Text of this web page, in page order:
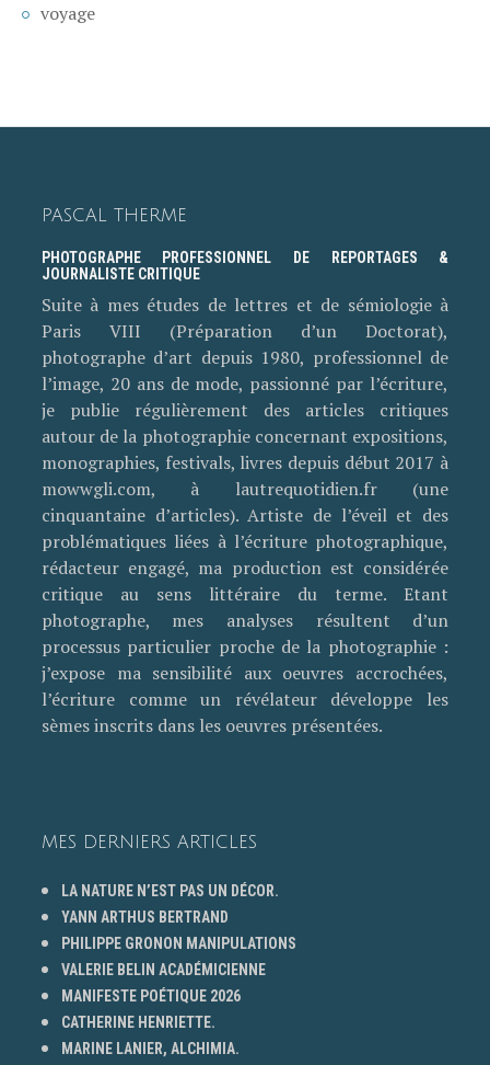
voyage
PASCAL THERME
PHOTOGRAPHE PROFESSIONNEL DE REPORTAGES &
JOURNALISTE CRITIQUE
Suite à mes études de lettres et de sémiologie à
Paris VIII (Préparation d’un Doctorat),
photographe d’art depuis 1980, professionnel de
l’image, 20 ans de mode, passionné par l’écriture,
je publie régulièrement des articles critiques
autour de la photographie concernant expositions,
monographies, festivals, livres depuis début 2017 à
mowwgli.com, à lautrequotidien.fr (une
cinquantaine d’articles). Artiste de l’éveil et des
problématiques liées à l’écriture photographique,
rédacteur engagé, ma production est considérée
critique au sens littéraire du terme. Etant
photographe, mes analyses résultent d’un
processus particulier proche de la photographie :
j’expose ma sensibilité aux oeuvres accrochées,
l’écriture comme un révélateur développe les
sèmes inscrits dans les oeuvres présentées.
MES DERNIERS ARTICLES
LA NATURE N’EST PAS UN DÉCOR.
YANN ARTHUS BERTRAND
PHILIPPE GRONON MANIPULATIONS
VALERIE BELIN ACADÉMICIENNE
MANIFESTE POÉTIQUE 2026
CATHERINE HENRIETTE.
MARINE LANIER, ALCHIMIA.